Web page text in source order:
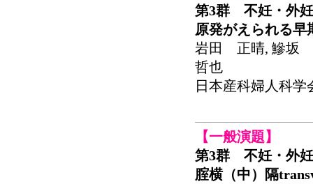
第3群 不妊・外妊
原発がえられる早
岩田 正晴, 鰺坂
哲也
日本産科婦人科学
【一般演題】
第3群 不妊・外妊
腟横（中）隔